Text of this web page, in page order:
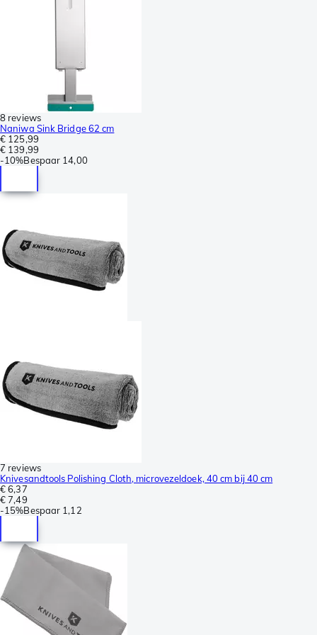
8 reviews
Naniwa Sink Bridge 62 cm
€ 125,99
€ 139,99
-10%Bespaar 14,00
7 reviews
Knivesandtools Polishing Cloth, microvezeldoek, 40 cm bij 40 cm
€ 6,37
€ 7,49
-15%Bespaar 1,12